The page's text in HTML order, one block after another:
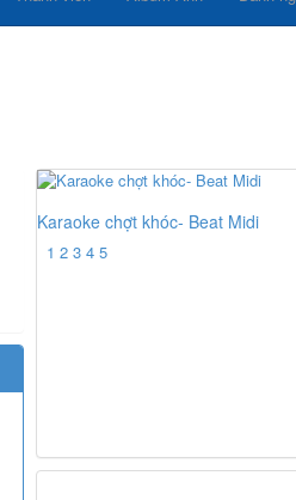
Karaoke chợt khóc- Beat Midi
1 2 3 4 5